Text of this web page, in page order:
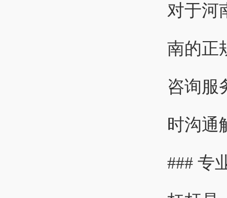
对于河
南的正
咨询服
时沟通
### 专